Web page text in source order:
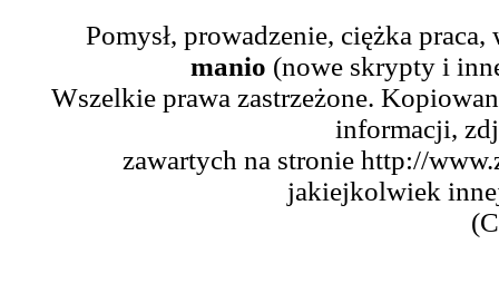
Pomysł, prowadzenie, ciężka
manio (nowe skrypty i
Wszelkie prawa zastrzeżone.
informacji,
zawartych na stronie http://
jakiejkolwiek